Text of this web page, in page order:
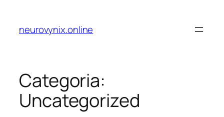
neurovynix.online
Categoria:
Uncategorized